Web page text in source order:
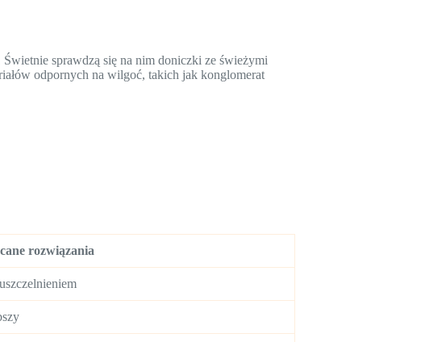
sprawdzą się na nim doniczki ze świeżymi
odpornych na wilgoć, takich jak konglomerat
rozwiązania